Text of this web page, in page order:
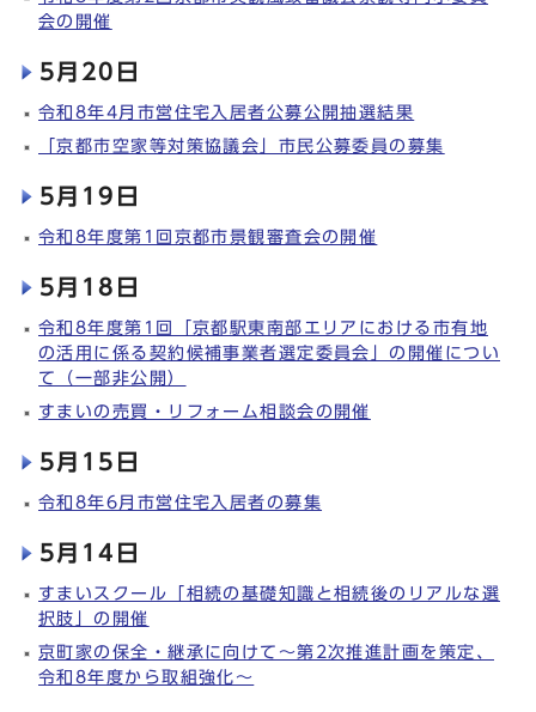
会の開催
5月20日
令和8年4月市営住宅入居者公募公開抽選結果
「京都市空家等対策協議会」市民公募委員の募集
5月19日
令和8年度第1回京都市景観審査会の開催
5月18日
令和8年度第1回「京都駅東南部エリアにおける市有地
の活用に係る契約候補事業者選定委員会」の開催につい
て（一部非公開）
すまいの売買・リフォーム相談会の開催
5月15日
令和8年6月市営住宅入居者の募集
5月14日
すまいスクール「相続の基礎知識と相続後のリアルな選
択肢」の開催
京町家の保全・継承に向けて～第2次推進計画を策定、
令和8年度から取組強化～